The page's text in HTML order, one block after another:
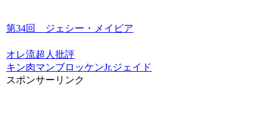
第34回 ジェシー・メイビア
オレ流超人批評
キン肉マンブロッケンJr.ジェイド
スポンサーリンク